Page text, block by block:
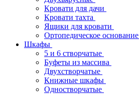
Кровати для дачи
Кровати тахта
Ящики для кровати
Ортопедическое основание
Шкафы
5 и 6 створчатые
Буфеты из массива
Двухстворчатые
Книжные шкафы
Одностворчатые